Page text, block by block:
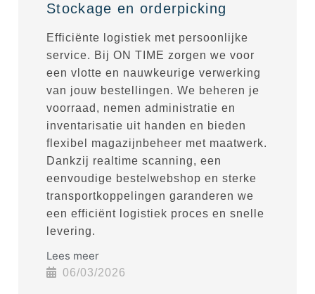
Stockage en orderpicking
Efficiënte logistiek met persoonlijke
service. Bij ON TIME zorgen we voor
een vlotte en nauwkeurige verwerking
van jouw bestellingen. We beheren je
voorraad, nemen administratie en
inventarisatie uit handen en bieden
flexibel magazijnbeheer met maatwerk.
Dankzij realtime scanning, een
eenvoudige bestelwebshop en sterke
transportkoppelingen garanderen we
een efficiënt logistiek proces en snelle
levering.
Lees meer
06/03/2026